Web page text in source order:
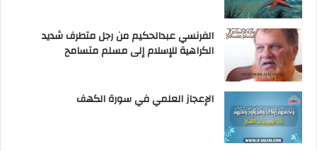
الفرنسي عبدالحكيم من رجل متطرف شديد
الكراهية للإسلام إلى مسلم متسامح
الإعجاز العلمي في سورة الكهف